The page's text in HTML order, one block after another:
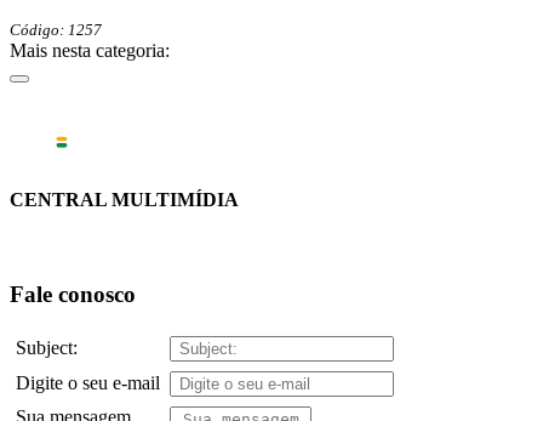
Código: 1257
Mais nesta categoria:
CENTRAL MULTIMÍDIA
Fale conosco
Subject:
Digite o seu e-mail